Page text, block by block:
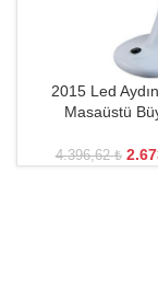
2015 Led
Masaüstü
4.396,62₺